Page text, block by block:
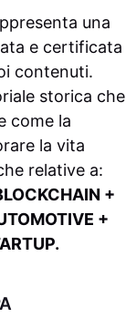
una
e certificata
contenuti.
storica che
come la
la vita
relative a:
+
+